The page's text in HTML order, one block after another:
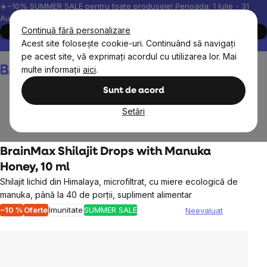
Continuă fără personalizare
Acest site folosește cookie-uri. Continuând să navigați
pe acest site, vă exprimați acordul cu utilizarea lor. Mai
multe informații aici.
Sunt de acord
Setări
Treci
la
conținut
☀️−10% SUMMER SALE pentru toate produsele! Perioada: 1 Iulie - 31
August, 2026.
Cumpără acum
Peste 200.000 de recenzii verificate
Produsele noastre sunt
Coş
de
BrainMax Shilajit Drops with Manuka
Honey, 10 ml
Shilajit lichid din Himalaya, microfiltrat, cu miere ecologică de
manuka, până la 40 de porții, supliment alimentar
–10 % OferteImunitateSUMMER SALE
Evaluarea
Neevaluat